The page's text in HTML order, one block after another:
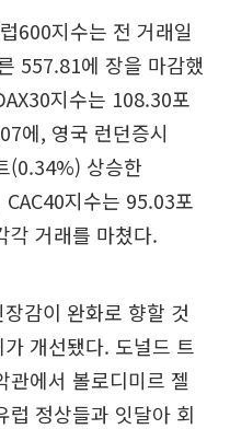
600지수는 전 거래일
557.81에 장을 마감했
지수는 108.30포
에, 영국 런던증시
(0.34%) 상승한
지수는 95.03포
거래를 마쳤다.
감이 완화로 향할 것
개선됐다. 도널드 트
관에서 볼로디미르 젤
럽 정상들과 잇달아 회